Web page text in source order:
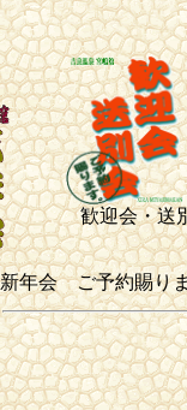
歓迎会・送
年会 ご予約賜り